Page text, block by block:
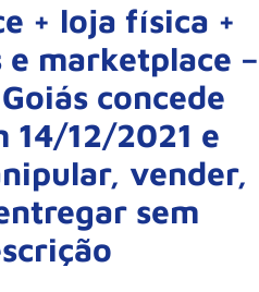
+ loja física +
e marketplace –
concede
14/12/2021 e
vender,
sem